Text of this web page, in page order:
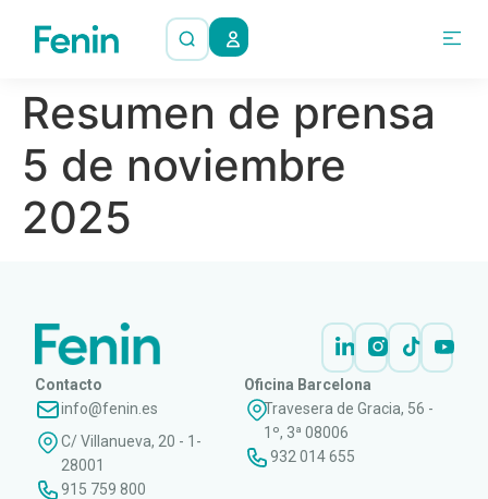
Resumen de prensa
5 de noviembre
2025
Contacto
info@fenin.es
C/ Villanueva, 20 - 1-
28001
915 759 800
Oficina Barcelona
Travesera de Gracia, 56 -
1º, 3ª 08006
932 014 655